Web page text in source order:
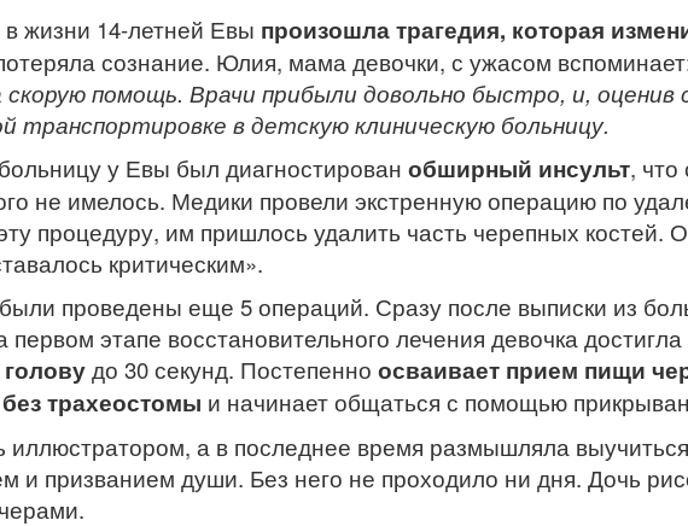
в жизни 14-летней Евы произошла трагедия, которая
сознание. Юлия, мама девочки, с ужасом
помощь. Врачи прибыли довольно быстро, и, оценив
транспортировке в детскую клиническую больницу.
у Евы был диагностирован обширный инсульт,
не имелось. Медики провели экстренную операцию по
процедуру, им пришлось удалить часть черепных костей.
критическим».
проведены еще 5 операций. Сразу после выписки из
этапе восстановительного лечения девочка
до 30 секунд. Постепенно осваивает прием пищи
трахеостомы и начинает общаться с помощью
иллюстратором, а в последнее время размышляла
и призванием души. Без него не проходило ни дня. Дочь